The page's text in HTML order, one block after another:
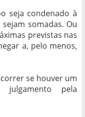
seja condenado à
somadas. Ou
previstas nas
a, pelo menos,
se houver um
pela